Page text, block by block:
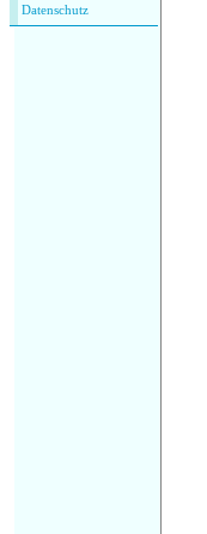
Datenschutz